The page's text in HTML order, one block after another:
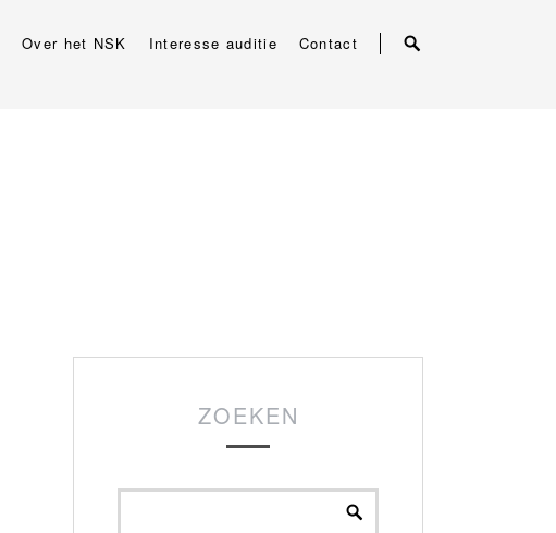
Over het NSK Interesse auditie Contact
ZOEKEN